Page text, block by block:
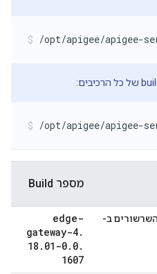
/opt/apigee/apigee-
/opt/apigee/apigee-
מספר Build
ב-
edge-
gateway-4.
18 . 01-0. 0.
1607